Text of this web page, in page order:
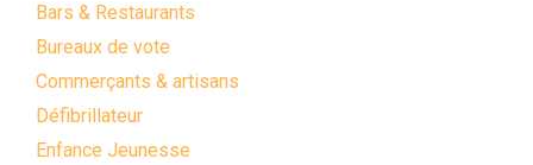
Bars & Restaurants
Bureaux de vote
Commerçants & artisans
Défibrillateur
Enfance Jeunesse